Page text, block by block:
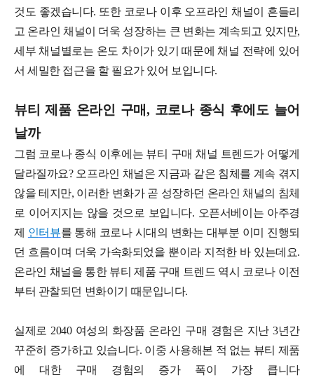
것도 좋겠습니다. 또한 코로나 이후 오프라인 채널이 흔들리
고 온라인 채널이 더욱 성장하는 큰 변화는 계속되고 있지만,
세부 채널별로는 온도 차이가 있기 때문에 채널 전략에 있어
서 세밀한 접근을 할 필요가 있어 보입니다.
뷰티 제품 온라인 구매, 코로나 종식 후에도 늘어
날까
그럼 코로나 종식 이후에는 뷰티 구매 채널 트렌드가 어떻게
달라질까요? 오프라인 채널은 지금과 같은 침체를 계속 겪지
않을 테지만, 이러한 변화가 곧 성장하던 온라인 채널의 침체
로 이어지지는 않을 것으로 보입니다. 오픈서베이는 아주경
제 인터뷰를 통해 코로나 시대의 변화는 대부분 이미 진행되
던 흐름이며 더욱 가속화되었을 뿐이라 지적한 바 있는데요.
온라인 채널을 통한 뷰티 제품 구매 트렌드 역시 코로나 이전
부터 관찰되던 변화이기 때문입니다.
실제로 2040 여성의 화장품 온라인 구매 경험은 지난 3년간
꾸준히 증가하고 있습니다. 이중 사용해본 적 없는 뷰티 제품
에 대한 구매 경험의 증가 폭이 가장 큽니다